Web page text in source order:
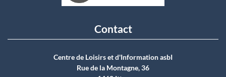
Contact
Centre de Loisirs et d'Information asbI
Rue de la Montagne, 36